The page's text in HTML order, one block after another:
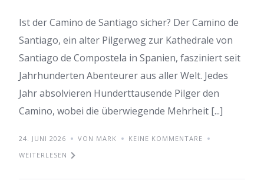
Ist der Camino de Santiago sicher? Der Camino de
Santiago, ein alter Pilgerweg zur Kathedrale von
Santiago de Compostela in Spanien, fasziniert seit
Jahrhunderten Abenteurer aus aller Welt. Jedes
Jahr absolvieren Hunderttausende Pilger den
Camino, wobei die überwiegende Mehrheit [...]
24. JUNI 2026 VON MARK
KEINE KOMMENTARE
WEITERLESEN